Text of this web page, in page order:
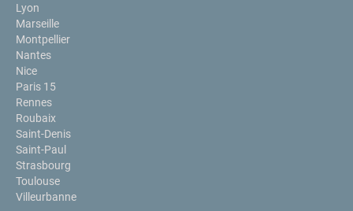
Lyon
Marseille
Montpellier
Nantes
Nice
Paris 15
Rennes
Roubaix
Saint-Denis
Saint-Paul
Strasbourg
Toulouse
Villeurbanne